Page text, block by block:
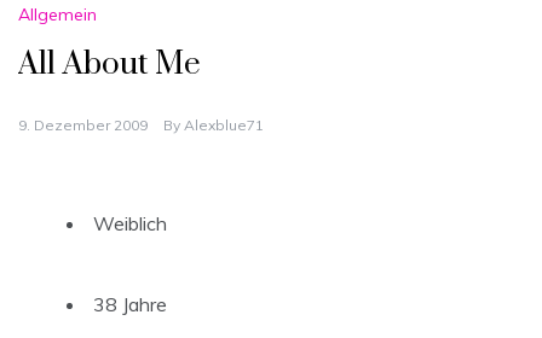
Allgemein
All About Me
9. Dezember 2009 By Alexblue71
Weiblich
38 Jahre